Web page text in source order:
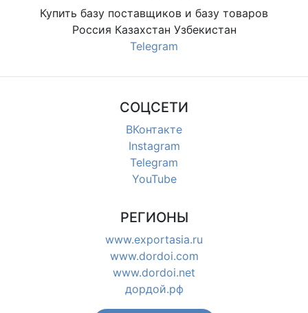
Купить базу поставщиков и базу товаров
Россия Казахстан Узбекистан
Telegram
СОЦСЕТИ
ВКонтакте
Instagram
Telegram
YouTube
РЕГИОНЫ
www.exportasia.ru
www.dordoi.com
www.dordoi.net
дордой.рф